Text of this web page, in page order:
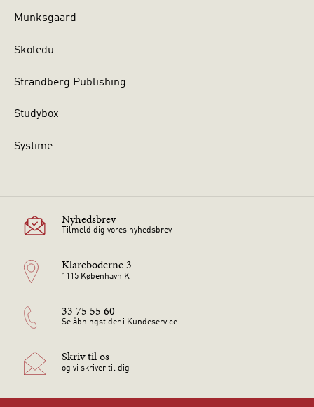
Munksgaard
Skoledu
Strandberg Publishing
Studybox
Systime
Nyhedsbrev
Tilmeld dig vores nyhedsbrev
Klareboderne 3
1115 København K
33 75 55 60
Se åbningstider i Kundeservice
Skriv til os
og vi skriver til dig